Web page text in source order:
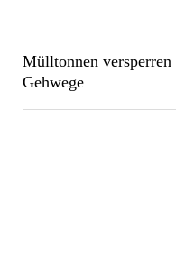
Mülltonnen
Gehwege